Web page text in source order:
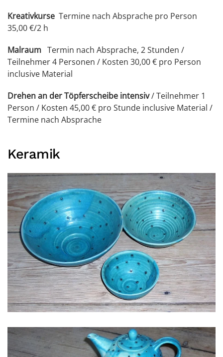
Kreativkurse Termine nach Absprache pro Person
35,00 €/2 h
Malraum Termin nach Absprache, 2 Stunden /
Teilnehmer 4 Personen / Kosten 30,00 € pro Person
inclusive Material
Drehen an der Töpferscheibe intensiv/ Teilnehmer 1
Person / Kosten 45,00 € pro Stunde inclusive Material /
Termine nach Absprache
Keramik